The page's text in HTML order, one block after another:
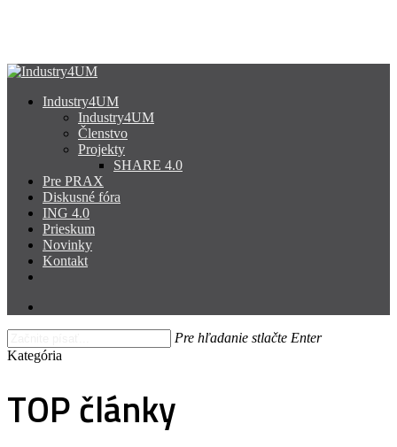
content
search
Menu
Industry4UM
Industry4UM
Členstvo
Projekty
SHARE 4.0
Pre PRAX
Diskusné fóra
ING 4.0
Prieskum
Novinky
Kontakt
Pre hľadanie stlačte Enter
Close
Kategória
TOP články